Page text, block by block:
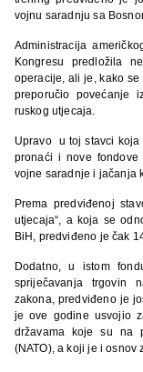
vojnu saradnju sa
Administracija
Kongresu predložila
operacije, ali je, kako
preporučio povećanje
ruskog utjecaja.
Upravo u toj stavci koja
pronaći i nove
vojne saradnje i jačanja
Prema predviđenoj
utjecaja“, a koja se
BiH, predviđeno je čak
Dodatno, u istom
spriječavanja trgovin
zakona, predviđeno je
je ove godine usvojio
državama koje su na
(NATO), a koji je i osnov